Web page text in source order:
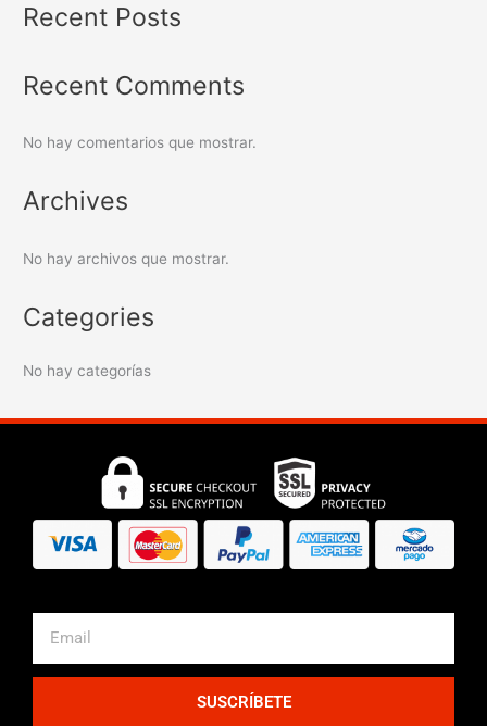
Recent Posts
Recent Comments
No hay comentarios que mostrar.
Archives
No hay archivos que mostrar.
Categories
No hay categorías
SUSCRÍBETE